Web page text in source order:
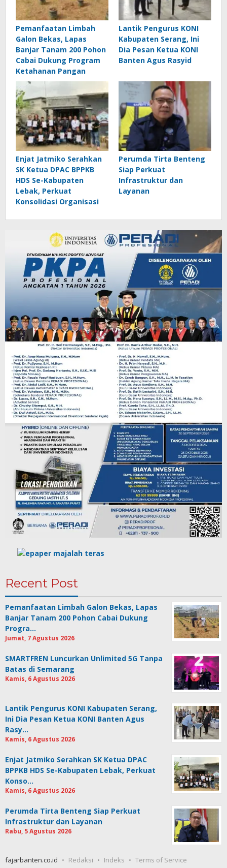
Pemanfaatan Limbah
Galon Bekas, Lapas
Banjar Tanam 200 Pohon
Cabai Dukung Program
Ketahanan Pangan
Lantik Pengurus KONI
Kabupaten Serang, Ini
Dia Pesan Ketua KONI
Banten Agus Rasyid
Enjat Jatmiko Serahkan
SK Ketua DPAC BPPKB
HDS Se-Kabupaten
Lebak, Perkuat
Konsolidasi Organisasi
Perumda Tirta Benteng
Siap Perkuat
Infrastruktur dan
Layanan
Recent Post
Pemanfaatan Limbah Galon Bekas, Lapas
Banjar Tanam 200 Pohon Cabai Dukung
Progra…
Jumat, 7 Agustus 2026
SMARTFREN Luncurkan Unlimited 5G Tanpa
Batas di Semarang
Kamis, 6 Agustus 2026
Lantik Pengurus KONI Kabupaten Serang,
Ini Dia Pesan Ketua KONI Banten Agus
Rasy…
Kamis, 6 Agustus 2026
Enjat Jatmiko Serahkan SK Ketua DPAC
BPPKB HDS Se-Kabupaten Lebak, Perkuat
Konso…
Kamis, 6 Agustus 2026
Perumda Tirta Benteng Siap Perkuat
Infrastruktur dan Layanan
Rabu, 5 Agustus 2026
fajarbanten.co.id Redaksi Indeks Terms of Service